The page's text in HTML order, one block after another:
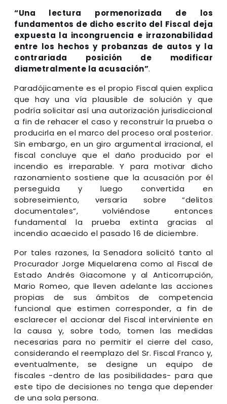
“Una lectura pormenorizada de los
fundamentos de dicho escrito del Fiscal deja
expuesta la incongruencia e irrazonabilidad
entre los hechos y probanzas de autos y la
contrariada posición de modificar
diametralmente la acusación”.
Paradójicamente es el propio Fiscal quien explica
que hay una vía plausible de solución y que
podría solicitar así una autorización jurisdiccional
a fin de rehacer el caso y reconstruir la prueba o
producirla en el marco del proceso oral posterior.
Sin embargo, en un giro argumental irracional, el
fiscal concluye que el daño producido por el
incendio es irreparable. Y para motivar dicho
razonamiento sostiene que la acusación por él
perseguida y luego convertida en
sobreseimiento, versaría sobre “delitos
documentales”, volviéndose entonces
fundamental la prueba extinta gracias al
incendio acaecido el pasado 16 de diciembre.
Por tales razones, la Senadora solicitó tanto al
Procurador Jorge Miquelarena como al Fiscal de
Estado Andrés Giacomone y al Anticorrupción,
Mario Romeo, que lleven adelante las acciones
propias de sus ámbitos de competencia
funcional que estimen corresponder, a fin de
esclarecer el accionar del Fiscal interviniente en
la causa y, sobre todo, tomen las medidas
necesarias para no permitir el cierre del caso,
considerando el reemplazo del Sr. Fiscal Franco y,
eventualmente, se designe un equipo de
fiscales -dentro de las posibilidades- para que
este tipo de decisiones no tenga que depender
de una sola persona.